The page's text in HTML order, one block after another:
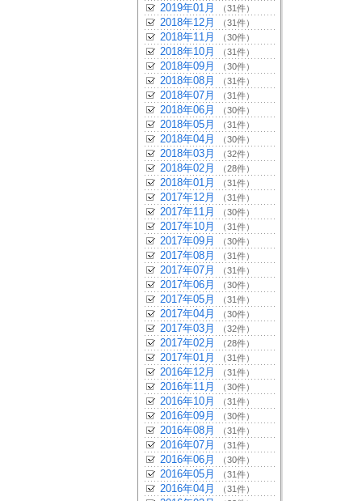
2019年01月 （31件）
2018年12月 （31件）
2018年11月 （30件）
2018年10月 （31件）
2018年09月 （30件）
2018年08月 （31件）
2018年07月 （31件）
2018年06月 （30件）
2018年05月 （31件）
2018年04月 （30件）
2018年03月 （32件）
2018年02月 （28件）
2018年01月 （31件）
2017年12月 （31件）
2017年11月 （30件）
2017年10月 （31件）
2017年09月 （30件）
2017年08月 （31件）
2017年07月 （31件）
2017年06月 （30件）
2017年05月 （31件）
2017年04月 （30件）
2017年03月 （32件）
2017年02月 （28件）
2017年01月 （31件）
2016年12月 （31件）
2016年11月 （30件）
2016年10月 （31件）
2016年09月 （30件）
2016年08月 （31件）
2016年07月 （31件）
2016年06月 （30件）
2016年05月 （31件）
2016年04月 （31件）